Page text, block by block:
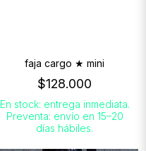
faja cargo ★ mini
$128.000
En stock: entrega inmediata.
Preventa: envío en 15–20
días hábiles.